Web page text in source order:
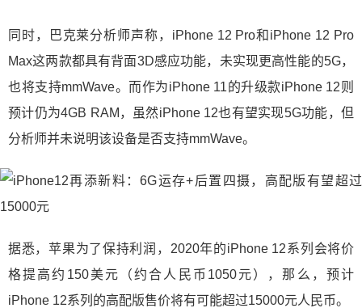
同时，巴克莱分析师声称，iPhone 12 Pro和iPhone 12 Pro
Max这两款都具有背面3D感应功能，未实现更高性能的5G，
也将支持mmWave。而作为iPhone 11的升级款iPhone 12则
预计仍为4GB RAM，虽然iPhone 12也有望实现5G功能，但
分析师并未说明该设备是否支持mmWave。
据悉，苹果为了保持利润，2020年的iPhone 12系列会将价
格提高约150美元（约合人民币1050元），那么，预计
iPhone 12系列的高配版售价将有可能超过15000元人民币。